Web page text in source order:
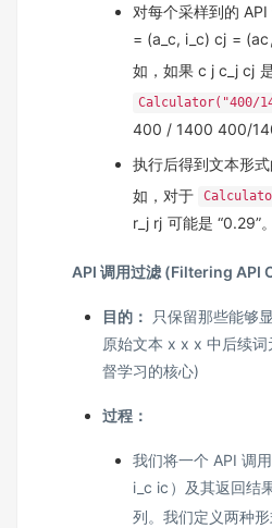
对每个采样到的 API
= (a_c, i_c) cj = (ac,
如，如果 c j c_j cj
Calculator("400/
400 / 1400 400/
执行后得到文本形
如，对于
r_j rj 可能是 “0.29”。
API 调用过滤 (Filtering API
目的： 只保留那些能够
原始文本 x x x 中后续词
督学习的核心)
过程：
我们将一个 API 调用
i_c ic ）及其返回结
列。我们定义两种形